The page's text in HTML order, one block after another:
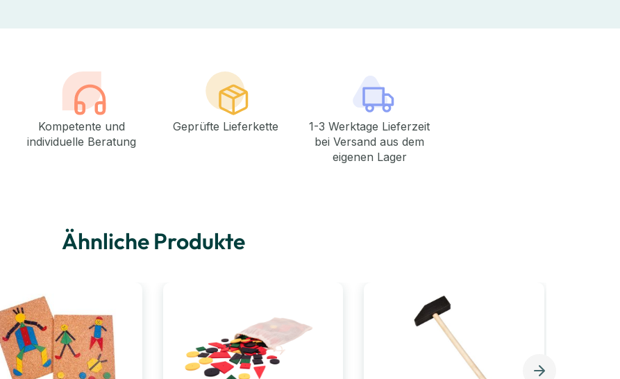
Kompetente und
individuelle Beratung
Geprüfte Lieferkette
1-3 Werktage Lieferzeit
bei Versand aus dem
eigenen Lager
Ähnliche Produkte